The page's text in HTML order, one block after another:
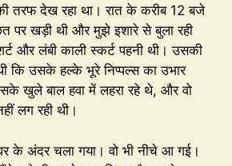
तरफ देख रहा था। रात के करीब 12 बजे
पर खड़ी थी और मुझे इशारे से बुला रही
और लंबी काली स्कर्ट पहनी थी। उसकी
कि उसके हल्के भूरे निप्पल्स का उभार
खुले बाल हवा में लहरा रहे थे, और वो
लग रही थी।
के अंदर चला गया। वो भी नीचे आ गई।